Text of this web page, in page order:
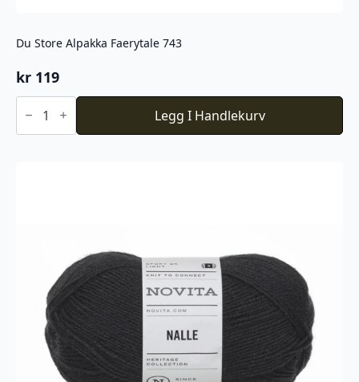
Du Store Alpakka Faerytale 743
kr 119
Du
Store
Faerytale
Legg I Handlekurv